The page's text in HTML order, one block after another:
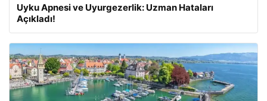
Uyku Apnesi ve Uyurgezerlik: Uzman Hataları
Açıkladı!